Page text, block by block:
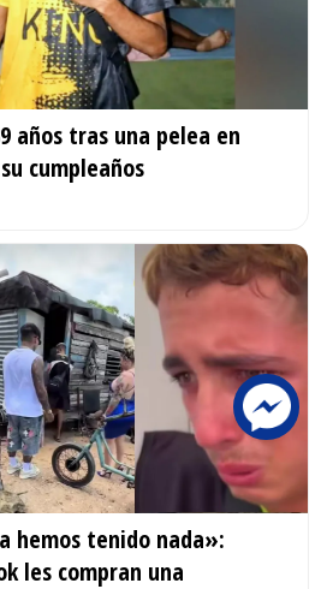
años tras una pelea en
cumpleaños
hemos tenido nada»:
les compran una